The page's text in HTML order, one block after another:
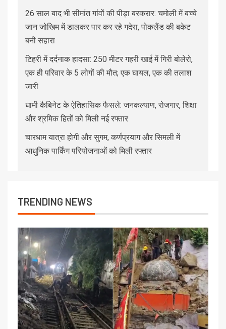
26 साल बाद भी सीमांत गांवों की पीड़ा बरकरार: चमोली में बच्चे
जान जोखिम में डालकर पार कर रहे गदेरा, पोकलैंड की बकेट
बनी सहारा
टिहरी में दर्दनाक हादसा: 250 मीटर गहरी खाई में गिरी बोलेरो,
एक ही परिवार के 5 लोगों की मौत; एक घायल, एक की तलाश
जारी
धामी कैबिनेट के ऐतिहासिक फैसले: जनकल्याण, रोजगार, शिक्षा
और श्रमिक हितों को मिली नई रफ्तार
चारधाम यात्रा होगी और सुगम, कर्णप्रयाग और सिमली में
आधुनिक पार्किंग परियोजनाओं को मिली रफ्तार
TRENDING NEWS